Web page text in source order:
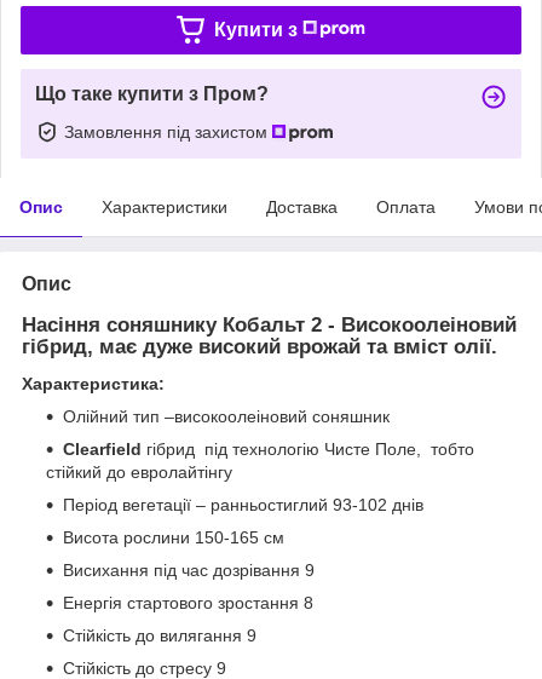
Купити з
Що таке купити з Пром?
Замовлення під захистом
Опис Характеристики Доставка Оплата Умови
Опис
Насіння соняшнику Кобальт 2 - Високоолеіновий
гібрид, має дуже високий врожай та вміст олії.
Характеристика:
Олійний тип –високоолеіновий соняшник
Clearfield гібрид під технологію Чисте Поле, тобто
стійкий до евролайтінгу
Період вегетації – ранньостиглий 93-102 днів
Висота рослини 150-165 см
Висихання під час дозрівання 9
Енергія стартового зростання 8
Стійкість до вилягання 9
Стійкість до стресу 9